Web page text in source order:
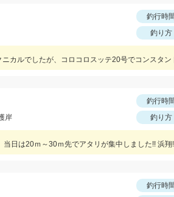
釣行時間
釣り方
カルでしたが、コロコロスッテ20号でコンスタン
釣行時間
岸 釣り方
日は20ｍ～30ｍ先でアタリが集中しました!! 浜翔
釣行時間